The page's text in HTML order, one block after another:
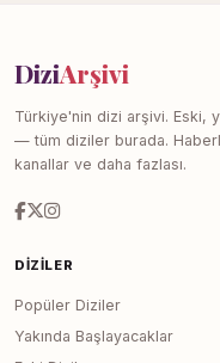
DiziArşivi
Türkiye'nin dizi arşivi. Eski,
— tüm diziler burada.
kanallar ve daha fazlası.
DIZILER
Popüler Diziler
Yakında Başlayacaklar